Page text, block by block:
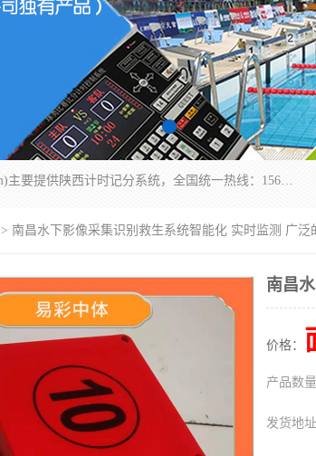
北京易彩通科技有限责任公司(2018ect.b2b168.com)主要提供陕西计时记分系统，全国统一热线：15611947915.北京易彩通科技有限责任公司有一支长期从事智能控制系统研发的高素质的队伍，具有嵌入式系统，视频系统、通信系统、网络系统，体育计时系统的知识和技能。强力打造体育比赛计时计分系统、智能升降旗系统、标准时钟系统、赛事编排及信息发布系统，为用户提供较新的，较廉价的，应用解决方案。
> 南昌水下影像采集识别救生系统智能化 实时监测 广泛
南昌
价格：
产品数量
发货地址